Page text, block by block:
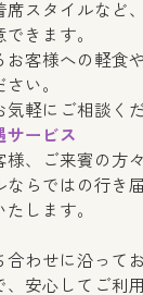
席スタイルなど
きます。
お客様への軽食
い。
軽にご相談くだ
ービス
様、ご来賓の方
ならではの行き
します。
合わせに沿って
安心してご利